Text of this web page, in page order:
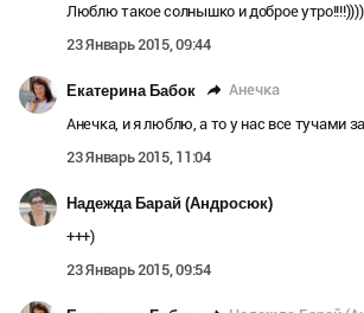
Люблю такое солнышко и доброе утро!!!!))))
23 Январь 2015, 09:44
Екатерина Бабок Анечка
Анечка, и я люблю, а то у нас все тучами
23 Январь 2015, 11:04
Надежда Барай (Андросюк)
+++)
23 Январь 2015, 09:54